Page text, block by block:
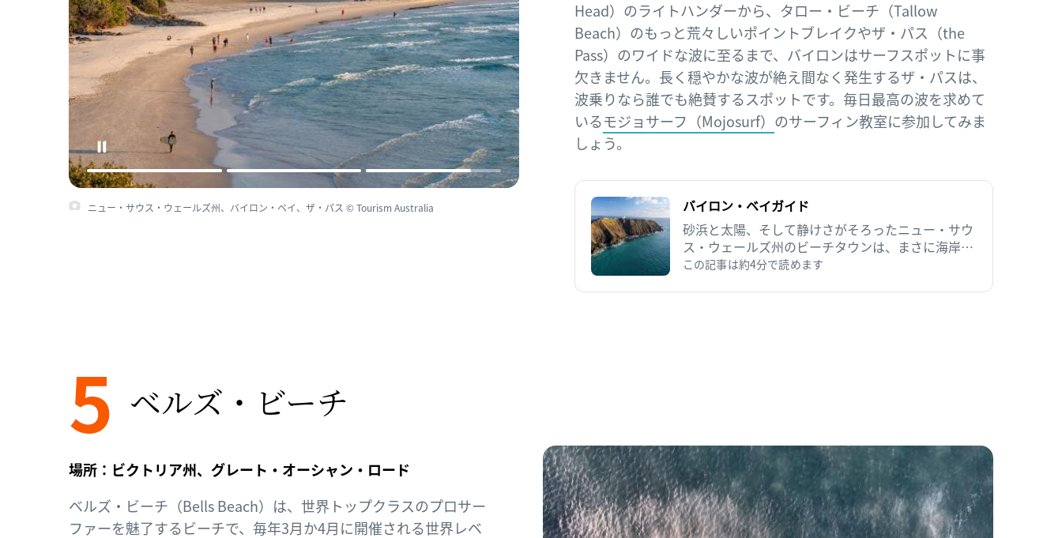
ニュー・サウス・ウェールズ州、バイロン・ベイ、ザ・パス © Tourism Australia
Head）のライトハンダーから、タロー・ビーチ（Tallow
Beach）のもっと荒々しいポイントブレイクやザ・パス（the
Pass）のワイドな波に至るまで、バイロンはサーフスポットに事
欠きません。長く穏やかな波が絶え間なく発生するザ・パスは、
波乗りなら誰でも絶賛するスポットです。毎日最高の波を求めて
いるモジョサーフ（Mojosurf） のサーフィン教室に参加してみま
しょう。
バイロン・ベイガイド
砂浜と太陽、そして静けさがそろったニュー・サウ
ス・ウェールズ州のビーチタウンは、まさに海岸の
楽園です。
この記事は約4分で読めます
5 ベルズ・ビーチ
場所：ビクトリア州、グレート・オーシャン・ロード
ベルズ・ビーチ（Bells Beach）は、世界トップクラスのプロサー
ファーを魅了するビーチで、毎年3月か4月に開催される世界レベ